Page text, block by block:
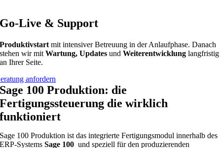
Go-Live & Support
Produktivstart mit intensiver Betreuung in der Anlaufphase. Danach
stehen wir mitWartung, Updates undWeiterentwicklung langfristig
an Ihrer Seite.
anfordern
Sage 100 Produktion: die
Fertigungssteuerung die wirklich
funktioniert
Sage 100 Produktion ist das integrierte Fertigungsmodul innerhalb des
ERP-SystemsSage 100 und speziell für den produzierenden